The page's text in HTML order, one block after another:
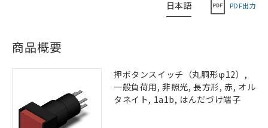
日本語 PDF出力
商品概要
押ボタンスイッチ（丸胴形φ12）,
一般負荷用, 非照光, 長方形, 赤, オル
タネイト, 1a1b, はんだづけ端子